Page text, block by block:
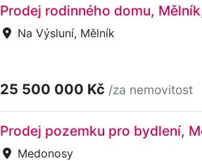
Prodej rodinného domu,
Na Výsluní, Mělník
25 500 000 Kč /za nemovitost
Prodej pozemku pro bydlení,
Medonosy